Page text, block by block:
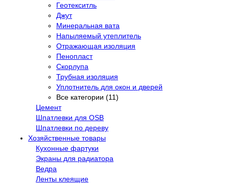
Геотекситль
Джут
Минеральная вата
Напыляемый утеплитель
Отражающая изоляция
Пенопласт
Скорлупа
Трубная изоляция
Уплотнитель для окон и дверей
Все категории (11)
Цемент
Шпатлевки для OSB
Шпатлевки по дереву
Хозяйственные товары
Кухонные фартуки
Экраны для радиатора
Ведра
Ленты клеящие